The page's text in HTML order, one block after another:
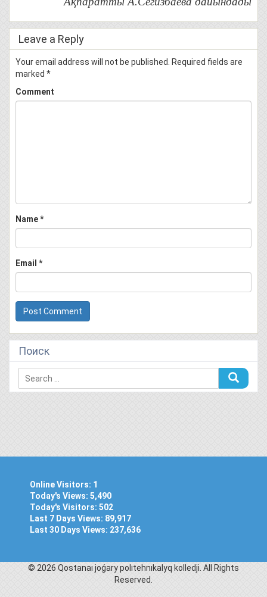
Leave a Reply
Your email address will not be published.
Required fields are
marked *
Comment
Name*
Email *
Поиск
Online Visitors: 1
Today's Views: 5,490
Today's Visitors: 502
Last 7 Days Views: 89,917
Last 30 Days Views: 237,636
© 2026 Qostanaı joǵary polıtehnıkalyq kolledjі. All Rights
Reserved.